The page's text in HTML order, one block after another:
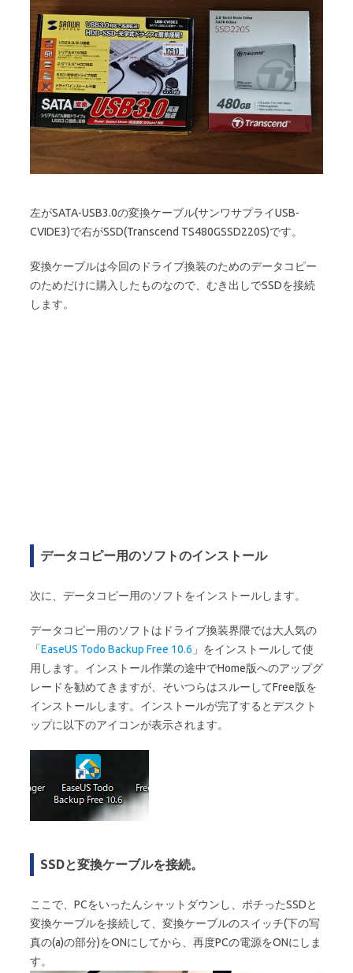
左がSATA-USB3.0の変換ケーブル(サンワサプライUSB-
CVIDE3)で右がSSD(Transcend TS480GSSD220S)です。
変換ケーブルは今回のドライブ換装のためのデータコピー
のためだけに購入したものなので、むき出しでSSDを接続
します。
データコピー用のソフトのインストール
次に、データコピー用のソフトをインストールします。
データコピー用のソフトはドライブ換装界隈では大人気の
「EaseUS Todo Backup Free 10.6 」をインストールして使
用します。インストール作業の途中でHome版へのアップグ
レードを勧めてきますが、そいつらはスルーしてFree版を
インストールします。インストールが完了するとデスクト
ップに以下のアイコンが表示されます。
SSDと変換ケーブルを接続。
ここで、PCをいったんシャットダウンし、ポチったSSDと
変換ケーブルを接続して、変換ケーブルのスイッチ(下の写
真の(a)の部分)をONにしてから、再度PCの電源をONにしま
す。